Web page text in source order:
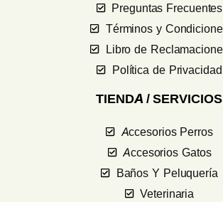
Preguntas Frecuentes
Términos y
Libro de
Política de Privacidad
TIENDA / SERVICIOS
Accesorios Perros
Accesorios Gatos
Baños Y Peluquería
Veterinaria